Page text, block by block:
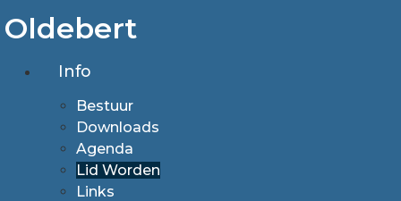
naar
inhoud
Oldebert
Info
Bestuur
Downloads
Agenda
Lid Worden
Links